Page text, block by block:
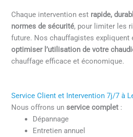
Chaque intervention est rapide,
normes de sécurité, pour limiter les
future. Nos chauffagistes expliquent
optimiser l’utilisation de votre
chauffage efficace et économique.
Service Client et Intervention 7j/7 à
Nous offrons unservice complet :
Dépannage
Entretien annuel